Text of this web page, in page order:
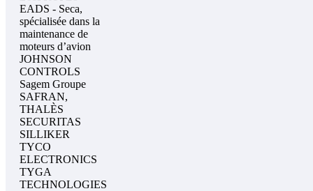
EADS - Seca,
spécialisée dans la
maintenance de
moteurs d’avion
JOHNSON
CONTROLS
Sagem Groupe
SAFRAN,
THALÈS
SECURITAS
SILLIKER
TYCO
ELECTRONICS
TYGA
TECHNOLOGIES